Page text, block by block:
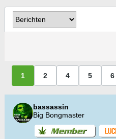
1 2 4 5 6
bassassin
Big Bongmaster